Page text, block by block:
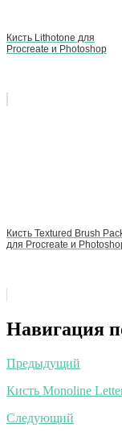
Кисть Lithotone для
Procreate и Photoshop
Кисть Textured Brush
для Procreate и
Навигация
Предыдущий
Кисть Monoline
Следующий